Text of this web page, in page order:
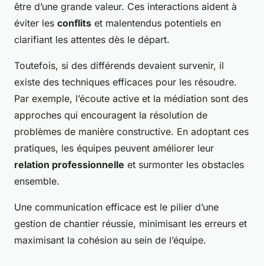
être d’une grande valeur. Ces interactions aident à
éviter les conflits et malentendus potentiels en
clarifiant les attentes dès le départ.
Toutefois, si des différends devaient survenir, il
existe des techniques efficaces pour les résoudre.
Par exemple, l’écoute active et la médiation sont des
approches qui encouragent la résolution de
problèmes de manière constructive. En adoptant ces
pratiques, les équipes peuvent améliorer leur
relation professionnelle et surmonter les obstacles
ensemble.
Une communication efficace est le pilier d’une
gestion de chantier réussie, minimisant les erreurs et
maximisant la cohésion au sein de l’équipe.